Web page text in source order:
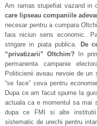
Am ramas stupefiat vazand in
care lipseau companiile
necesar pentru a cumpara
fara niciun sens economic.
strigare in piata publica.
De
“privatizarii” Oltchim? In
permanenta campanie
Politicienii aveau nevoie de
“se face” ceva pentru
Dupa ce am facut spume la
actuala ca e momentul sa mai
dupa ce FMI si alte institutii
sistematic de urechi pentru